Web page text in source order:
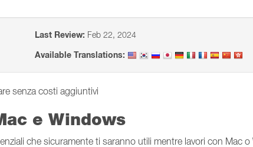
Last Review: Feb 22, 2024
Available Translations:
senza costi aggiuntivi
e Windows
che sicuramente ti saranno utili mentre lavori con Mac